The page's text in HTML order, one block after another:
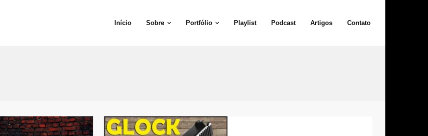
Início Sobre Portfólio Playlist Podcast Artigos Contato